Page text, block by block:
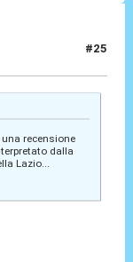
#25
recensione
dalla
Lazio...